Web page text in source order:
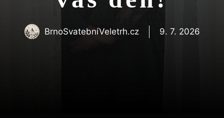
BrnoSvatebníVeletrh.cz 9. 7. 2026